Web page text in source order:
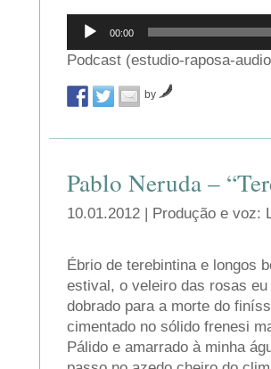
Reprodutor
áudio
00:00
Podcast (estudio-raposa-
by
Pablo Neruda –
10.01.2012 | Produção e voz:
Ébrio de terebintina e longos
estival, o veleiro das rosas eu
dobrado para a morte do
cimentado no sólido frenesi
Pálido e amarrado à minha